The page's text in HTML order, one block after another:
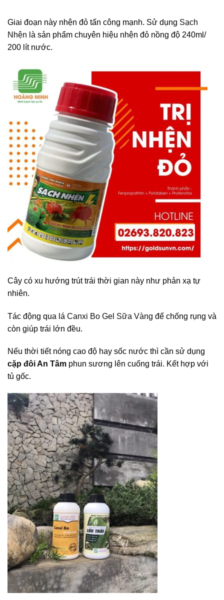
Giai đoạn này nhện đỏ tấn công mạnh. Sử dụng Sạch
Nhện là sản phẩm chuyên hiệu nhện đỏ nồng độ 240ml/
200 lít nước.
Cây có xu hướng trút trái thời gian này như phản xạ tự
nhiên.
Tác động qua lá Canxi Bo Gel Sữa Vàng để chống rụng và
còn giúp trái lớn đều.
Nếu thời tiết nóng cao độ hay sốc nước thì cần sử dụng
cặp đôi An Tâm phun sương lên cuống trái. Kết hợp với
tủ gốc.